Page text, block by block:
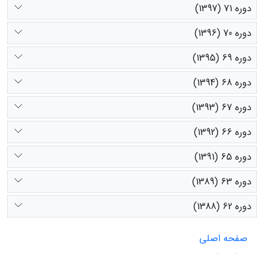
دوره 71 (1397)
دوره 70 (1396)
دوره 69 (1395)
دوره 68 (1394)
دوره 67 (1393)
دوره 66 (1392)
دوره 65 (1391)
دوره 63 (1389)
دوره 62 (1388)
صفحه اصلی